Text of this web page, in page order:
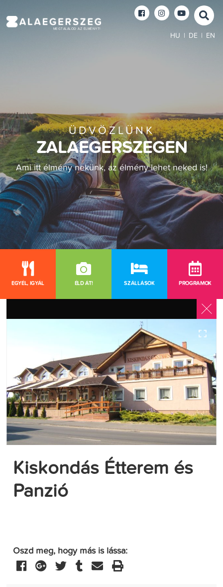
MEGTALÁLOD AZ ÉLMÉNYT!
HU DE EN
ÜDVÖZLÜNK
ZALAEGERSZEGEN
Ami itt élmény nekünk, az élmény lehet neked is!
EGYÉL, IGYÁL ÉLD ÁT! SZÁLLÁSOK PROGRAMOK
Kiskondás Étterem és
Panzió
Oszd meg, hogy más is lássa: